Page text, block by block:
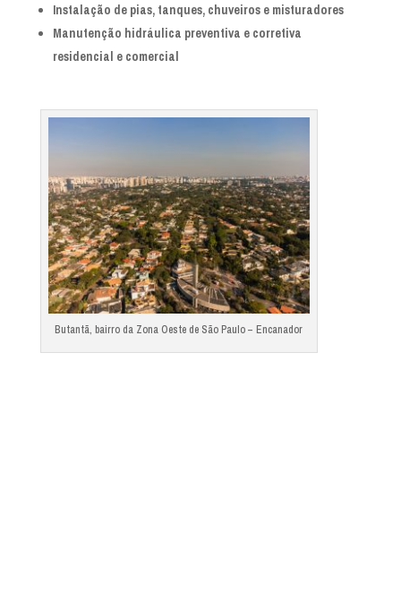
Instalação de pias, tanques, chuveiros e misturadores
Manutenção hidráulica preventiva e corretiva
residencial e comercial
Butantã, bairro da Zona Oeste de São Paulo – Encanador